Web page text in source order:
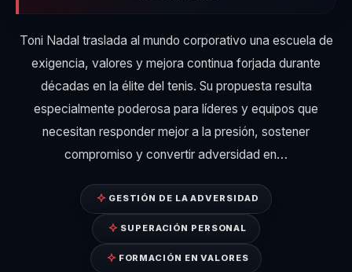
Toni Nadal traslada al mundo corporativo una escuela de
exigencia, valores y mejora continua forjada durante
décadas en la élite del tenis. Su propuesta resulta
especialmente poderosa para líderes y equipos que
necesitan responder mejor a la presión, sostener
compromiso y convertir adversidad en…
GESTIÓN DE LA ADVERSIDAD
SUPERACIÓN PERSONAL
FORMACIÓN EN VALORES